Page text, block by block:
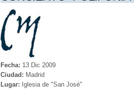
Fecha: 13 Dic 2009
Ciudad: Madrid
Lugar: Iglesia de "San José"